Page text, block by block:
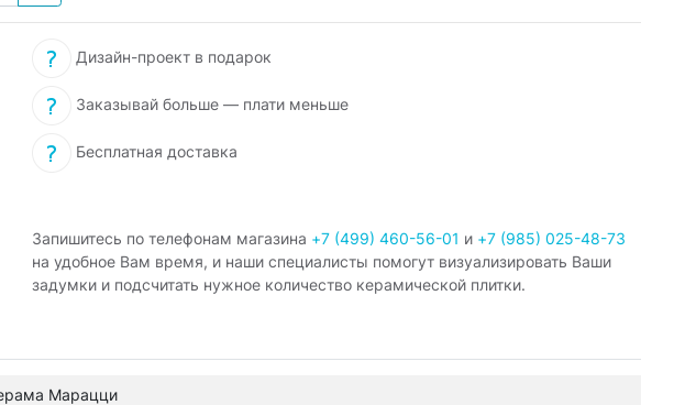
Дизайн-проект в подарок
Заказывай больше — плати меньше
Бесплатная доставка
Запишитесь по телефонам магазина +7 (499) 460-56-01 и +7 (985) 025-48-73
на удобное Вам время, и наши специалисты помогут визуализировать Ваши
задумки и подсчитать нужное количество керамической плитки.
Марацци